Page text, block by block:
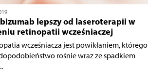
lepszy od laseroterapii w
retinopatii wcześniaczej
wcześniacza jest powikłaniem, którego
rośnie wraz ze spadkiem